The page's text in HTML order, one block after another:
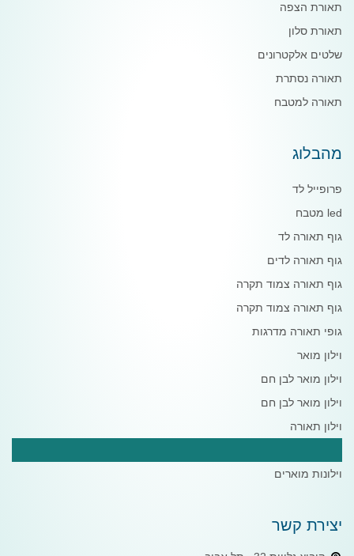
תאורת הצפה
תאורת סלון
שלטים אלקטרונים
תאורה נסתרת
תאורה למטבח
מהבלוג
פרופייל לד
led מטבח
גוף תאורה לד
גוף תאורה לדים
גוף תאורה צמוד תקרה
גוף תאורה צמוד תקרה
גופי תאורה מדרגות
וילון מואר
וילון מואר לבן חם
וילון מואר לבן חם
וילון תאורה
וילונות מוארים
יצירת קשר